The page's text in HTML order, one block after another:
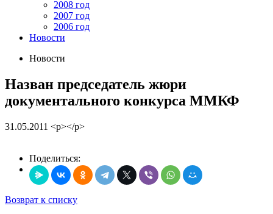
2008 год
2007 год
2006 год
Новости
Новости
Назван председатель жюри
документального конкурса ММКФ
31.05.2011 <p></p>
Поделиться:
Возврат к списку